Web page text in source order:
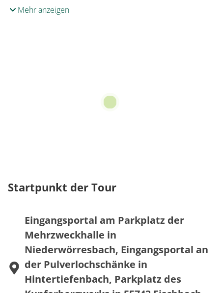
Mehr anzeigen
Startpunkt der Tour
Eingangsportal am Parkplatz der
Mehrzweckhalle in
Niederwörresbach, Eingangsportal an
der Pulverlochschänke in
Hintertiefenbach, Parkplatz des